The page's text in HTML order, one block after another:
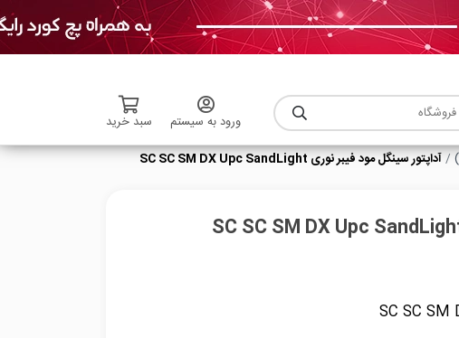
ورود به سیستم
سبد خرید
آداپتور سینگل مود فیبر نوری SC SC SM DX Upc SandLight